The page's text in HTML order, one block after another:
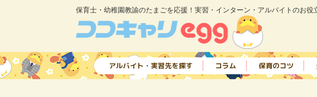
保育士・幼稚園教諭のたまごを応援！実習・インターン・アルバイトのお役
アルバイト・実習先を探す コラム 保育のコツ